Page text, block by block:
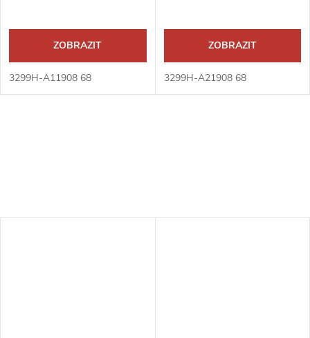
ZOBRAZIT
3299H-A11908 68
ZOBRAZIT
3299H-A21908 68